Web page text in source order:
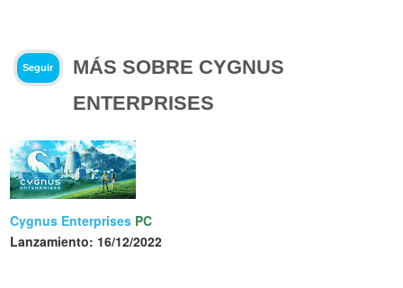
Seguir
MÁS SOBRE CYGNUS
ENTERPRISES
Cygnus Enterprises PC
Lanzamiento: 16/12/2022